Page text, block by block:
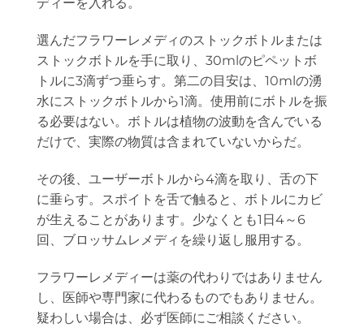
ディーを入れる。
選んだフラワーレメディのストックボトルまたは
ストックボトルを手に取り、30mlのピペットボ
トルに3滴ずつ垂らす。第二の目安は、10mlの湧
水にストックボトルから1滴。使用前にボトルを振
る必要はない。ボトルは植物の波動を含んでいる
だけで、実際の物質は含まれていないからだ。
その後、ユーザーボトルから4滴を取り、舌の下
に垂らす。スポイトを舌で触ると、ボトルにカビ
が生えることがあります。少なくとも1日4～6
回、ブロッサムレメディを繰り返し服用する。
フラワーレメディーは薬の代わりではありません
し、医師や専門家に代わるものでもありません。
疑わしい場合は、必ず医師にご相談ください。